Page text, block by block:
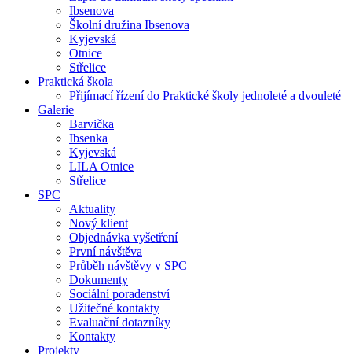
Ibsenova
Školní družina Ibsenova
Kyjevská
Otnice
Střelice
Praktická škola
Přijímací řízení do Praktické školy jednoleté a dvouleté
Galerie
Barvička
Ibsenka
Kyjevská
LILA Otnice
Střelice
SPC
Aktuality
Nový klient
Objednávka vyšetření
První návštěva
Průběh návštěvy v SPC
Dokumenty
Sociální poradenství
Užitečné kontakty
Evaluační dotazníky
Kontakty
Projekty